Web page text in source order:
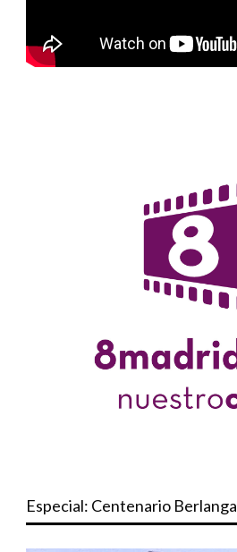
Especial: Centenario Berlanga